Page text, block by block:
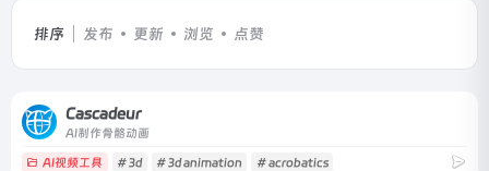
排序 发布 更新 浏览 点赞
Cascadeur
AI制作骨骼动画
AI视频工具 # 3d # 3d animation # acrobatics